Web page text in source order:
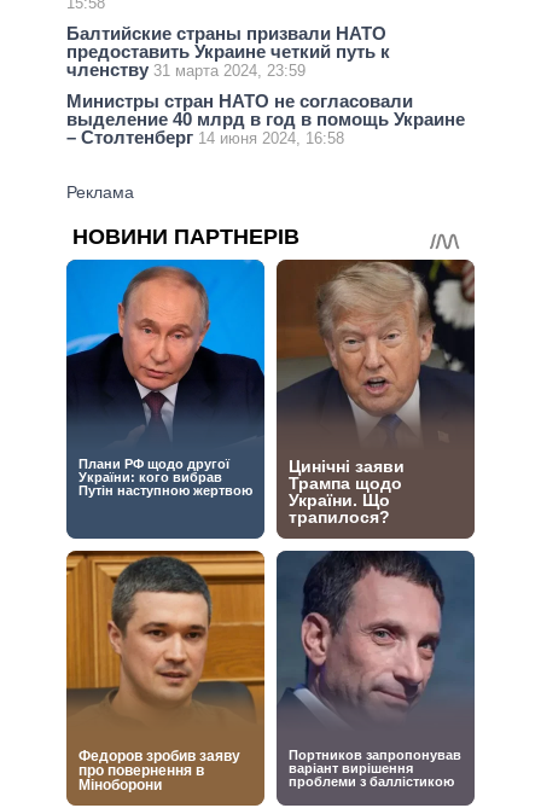
Балтийские страны призвали НАТО
предоставить Украине четкий путь к
членству 31 марта 2024, 23:59
Министры стран НАТО не согласовали
выделение 40 млрд в год в помощь Украине
– Столтенберг 14 июня 2024, 16:58